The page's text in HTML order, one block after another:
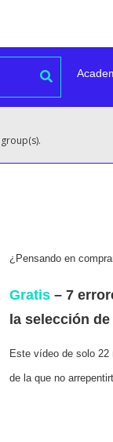
¿Pensando en
Gratis– 7
la selección
Este vídeo de solo 22
de la que no